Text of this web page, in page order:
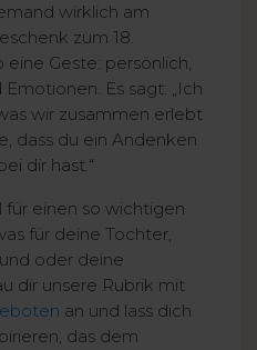
wirklich am
zum 18.
Geste: persönlich,
Es sagt: „Ich
wir zusammen erlebt
dass du ein Andenken
dir hast.“
für einen so wichtigen
für deine Tochter,
oder deine
dir unsere Rubrik mit
an und lass dich
das dem